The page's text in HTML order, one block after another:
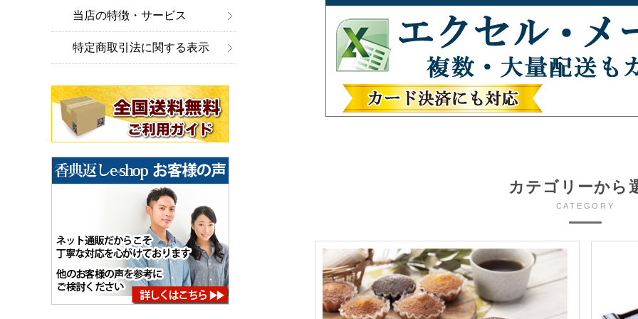
カテゴリーから
CATEGORY
当店の特徴・サービス
特定商取引法に関する表示